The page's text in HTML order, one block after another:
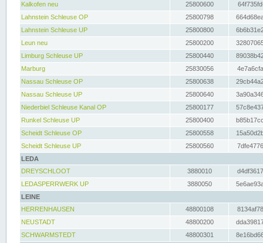
Kalkofen neu
25800600
Lahnstein Schleuse OP
25800798
Lahnstein Schleuse UP
25800800
Leun neu
25800200
Limburg Schleuse UP
25800440
Marburg
25830056
Nassau Schleuse OP
25800638
Nassau Schleuse UP
25800640
Niederbiel Schleuse Kanal OP
25800177
Runkel Schleuse UP
25800400
Scheidt Schleuse OP
25800558
Scheidt Schleuse UP
25800560
LEDA
DREYSCHLOOT
3880010
LEDASPERRWERK UP
3880050
LEINE
HERRENHAUSEN
48800108
NEUSTADT
48800200
SCHWARMSTEDT
48800301